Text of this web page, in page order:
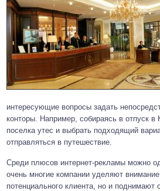
интересующие вопросы задать
конторы. Например, собираясь в отпуск
поселка утес и выбрать подходящий
отправляться в путешествие.
Среди плюсов интернет-рекламы можно
очень многие компании уделяют
потенциального клиента, но и